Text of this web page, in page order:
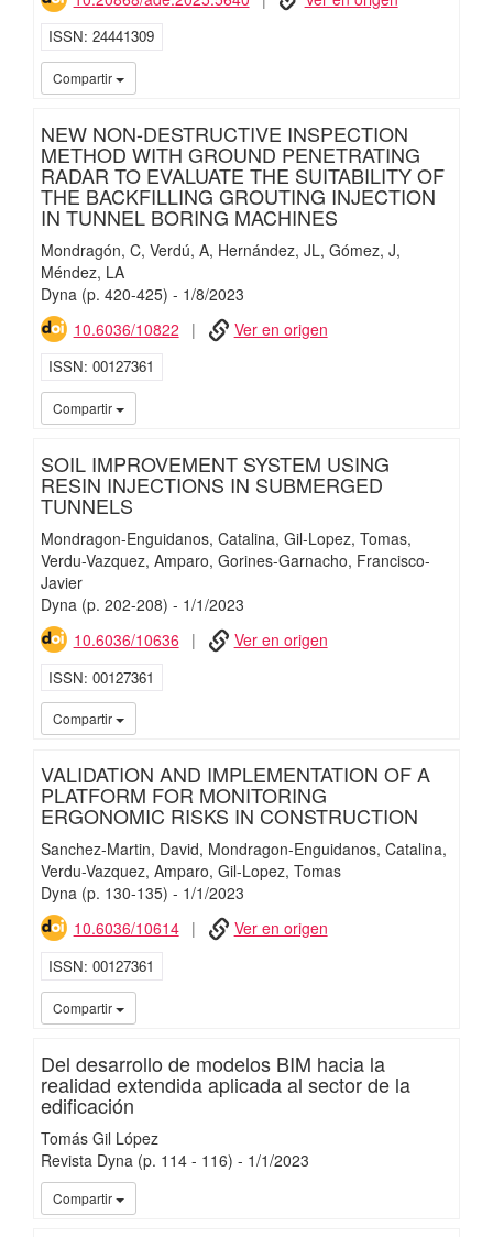
ISSN 24441309
Compartir
NEW NON-DESTRUCTIVE INSPECTION
METHOD WITH GROUND PENETRATING
RADAR TO EVALUATE THE SUITABILITY OF
THE BACKFILLING GROUTING INJECTION
IN TUNNEL BORING MACHINES
Mondragón, C Verdú, A Hernández, JL Gómez, J
Méndez, LA
Dyna (p. 420-425) - 1/8/2023
10.6036/10822
Ver en origen
ISSN 00127361
Compartir
SOIL IMPROVEMENT SYSTEM USING
RESIN INJECTIONS IN SUBMERGED
TUNNELS
Mondragon-Enguidanos, Catalina Gil-Lopez, Tomas
Verdu-Vazquez, Amparo Gorines-Garnacho, Francisco-
Javier
Dyna (p. 202-208) - 1/1/2023
10.6036/10636
Ver en origen
ISSN 00127361
Compartir
VALIDATION AND IMPLEMENTATION OF A
PLATFORM FOR MONITORING
ERGONOMIC RISKS IN CONSTRUCTION
Sanchez-Martin, David Mondragon-Enguidanos, Catalina
Verdu-Vazquez, Amparo Gil-Lopez, Tomas
Dyna (p. 130-135) - 1/1/2023
10.6036/10614
Ver en origen
ISSN 00127361
Compartir
Del desarrollo de modelos BIM hacia la
realidad extendida aplicada al sector de la
edificación
Tomás Gil López
Revista Dyna (p. 114 - 116) - 1/1/2023
Compartir